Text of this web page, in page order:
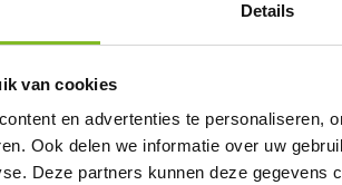
Details
van cookies
en advertenties te personaliseren,
Ook delen we informatie over uw
Deze partners kunnen deze gegevens